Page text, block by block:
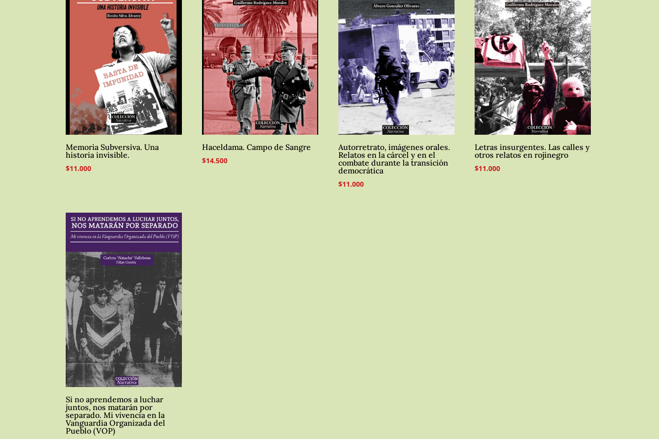
Memoria Subversiva. Una
historia invisible.
$11.000
Haceldama. Campo de Sangre
$14.500
Autorretrato, imágenes orales.
Relatos en la cárcel y en el
combate durante la transición
democrática
$11.000
Letras insurgentes. Las calles y
otros relatos en rojinegro
$11.000
Si no aprendemos a luchar
juntos, nos matarán por
separado. Mi vivencia en la
Vanguardia Organizada del
Pueblo (VOP)